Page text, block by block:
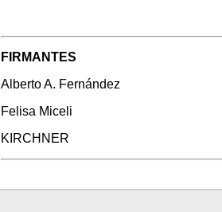
FIRMANTES
Alberto A. Fernández
Felisa Miceli
KIRCHNER